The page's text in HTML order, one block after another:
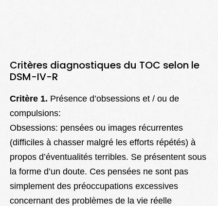
Critères diagnostiques du TOC selon le
DSM-IV-R
Critère 1. Présence d’obsessions et / ou de
compulsions:
Obsessions: pensées ou images récurrentes
(difficiles à chasser malgré les efforts répétés) à
propos d’éventualités terribles. Se présentent sous
la forme d’un doute. Ces pensées ne sont pas
simplement des préoccupations excessives
concernant des problèmes de la vie réelle